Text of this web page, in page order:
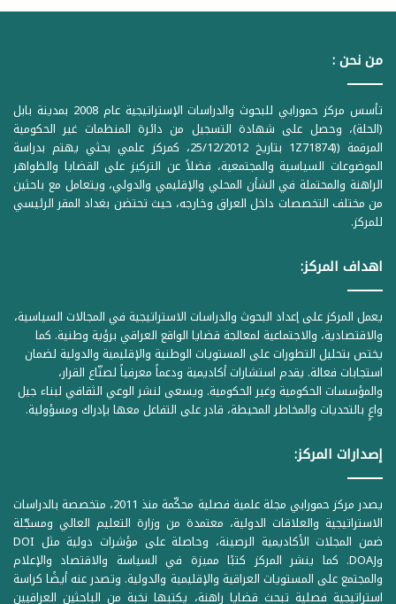
من نحن :
تأسس مركز حمورابي للبحوث والدراسات الإستراتيجية عام 2008 بمدينة بابل
(الحلة)، وحصل على شهادة التسجيل من دائرة المنظمات غير الحكومية
المرقمة ((1Z71874 بتاريخ 25/12/2012، كمركز علمي بحثي يهتم بدراسة
الموضوعات السياسية والمجتمعية، فضلاً عن التركيز على القضايا والظواهر
الراهنة والمحتملة في الشأن المحلي والإقليمي والدولي، ويتعامل مع باحثين
من مختلف التخصصات داخل العراق وخارجه، حيث تحتضن بغداد المقر الرئيسي
للمركز.
اهداف المركز:
يعمل المركز على إعداد البحوث والدراسات الاستراتيجية في المجالات السياسية،
والاقتصادية، والاجتماعية لمعالجة قضايا الواقع العراقي برؤية وطنية. كما
يختص بتحليل التطورات على المستويات الوطنية والإقليمية والدولية لضمان
استجابات فعالة. يقدم استشارات أكاديمية ودعماً معرفياً لصنّاع القرار،
والمؤسسات الحكومية وغير الحكومية. ويسعى لنشر الوعي الثقافي لبناء جيل
واعٍ بالتحديات والمخاطر المحيطة، قادر على التفاعل معها بإدراك ومسؤولية.
إصدارات المركز:
يصدر مركز حمورابي مجلة علمية فصلية محكّمة منذ 2011، متخصصة بالدراسات
الاستراتيجية والعلاقات الدولية، معتمدة من وزارة التعليم العالي ومسجّلة
ضمن المجلات الأكاديمية الرصينة، وحاصلة على مؤشرات دولية مثل DOI
وDOAJ. كما ينشر المركز كتبًا مميزة في السياسة والاقتصاد والإعلام
والمجتمع على المستويات العراقية والإقليمية والدولية. وتصدر عنه أيضًا كراسة
استراتيجية فصلية تبحث قضايا راهنة، يكتبها نخبة من الباحثين العراقيين